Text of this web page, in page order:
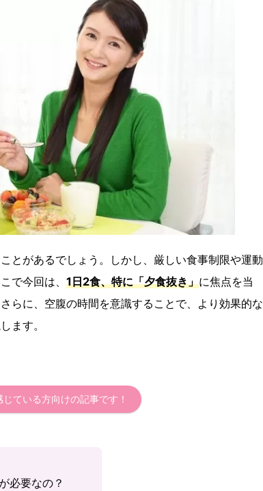
とがあるでしょう。しかし、厳しい食事制限や運動
で今回は、 1日2食、特に「夕食抜き」に焦点を当
らに、空腹の時間を意識することで、より効果的な
ます。
ている方向けの記事です！
必要なの？